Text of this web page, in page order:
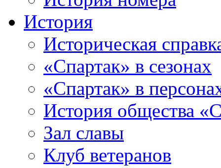
История
Историческая
«Спартак» в сезонах
«Спартак» в
История общества
Зал славы
Клуб ветеранов